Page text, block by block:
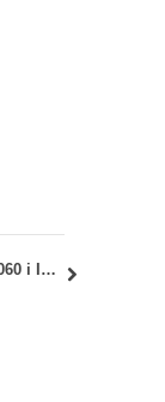
OASA-12060 i IASA-12060 – Sinteza elemenata i sklopova – Projekat zidane zgrade: preuzimanje radova i konsultacije